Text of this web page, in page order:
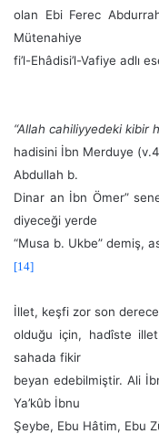
olan Ebi Ferec
Mütenahiye
fi’l-Ehâdisi’l-Vafiye adlı
“Allah cahiliyyedeki kibir
hadisini İbn Merduye
Abdullah b.
Dinar an İbn Ömer”
diyeceği yerde
“Musa b. Ukbe” demiş,
[14]
İllet, keşfi zor son
olduğu için, hadîste illet
sahada fikir
beyan edebilmiştir. Ali
Ya’kûb İbnu
Şeybe, Ebu Hâtim, Ebu